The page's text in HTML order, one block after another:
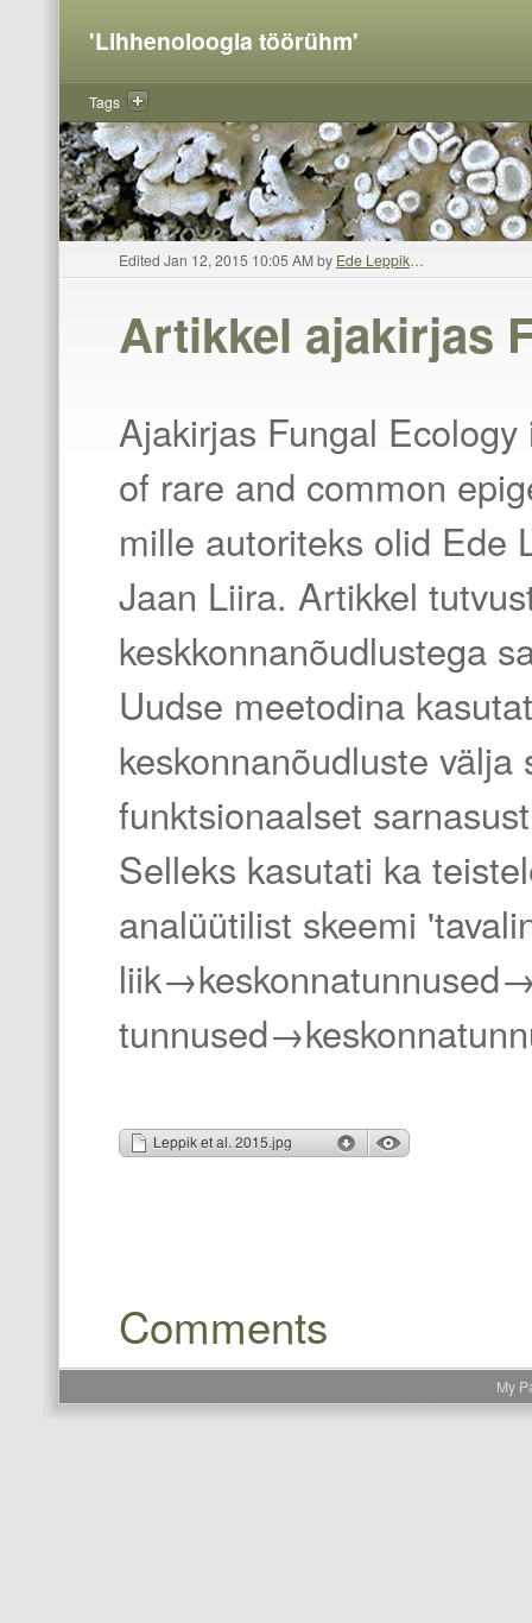
'Lihhenoloogia töörühm'
Tags
Edited Jan 12, 2015 10:05 AM by Ede Leppik …
Artikkel ajakirjas
Ajakirjas Fungal
of rare and common
mille autoriteks olid Ede
Jaan Liira. Artikkel
keskkonnanõudlustega
Uudse meetodina
keskonnanõudluste
funktsionaalset
Selleks kasutati ka
analüütilist skeemi
Comments
My